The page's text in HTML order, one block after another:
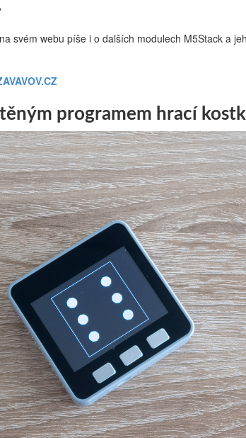
svém webu píše i o dalších modulech M5Stack a
programem hrací